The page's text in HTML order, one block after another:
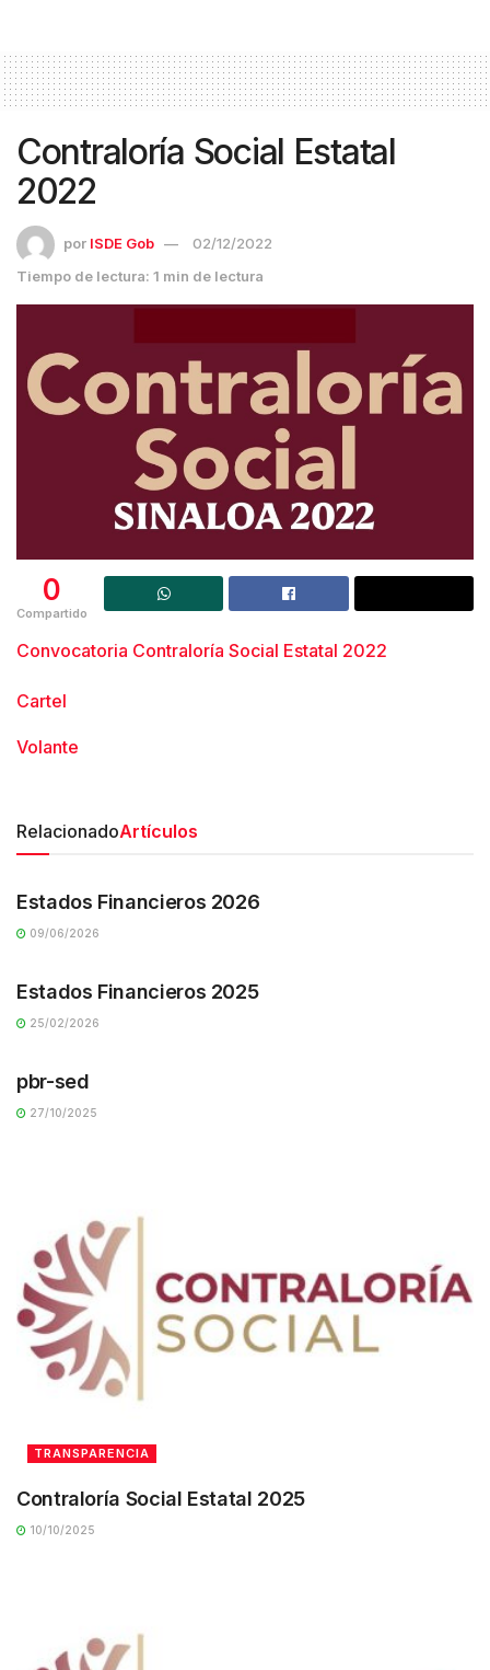
Contraloría Social Estatal
2022
por ISDE Gob
02/12/2022
Tiempo de lectura: 1 min de lectura
0
Compartido
Convocatoria Contraloría Social Estatal 2022
Cartel
Volante
RelacionadoArtículos
TRANSPARENCIA
Estados Financieros 2026
09/06/2026
Estados Financieros 2025
25/02/2026
pbr-sed
27/10/2025
TRANSPARENCIA
Contraloría Social Estatal 2025
10/10/2025